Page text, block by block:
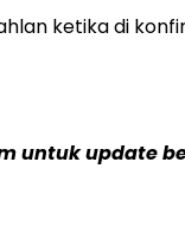
ketika di
untuk update